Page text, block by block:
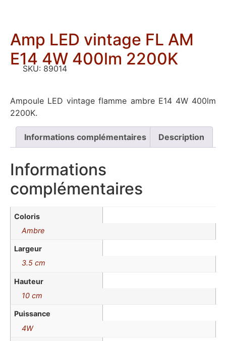
Amp LED vintage FL AM
E14 4W 400lm 2200K
SKU: 89014
Ampoule LED vintage flamme ambre E14 4W 400lm
2200K.
Informations complémentaires Description
Informations
complémentaires
Coloris
Ambre
Largeur
3.5 cm
Hauteur
10 cm
Puissance
4W